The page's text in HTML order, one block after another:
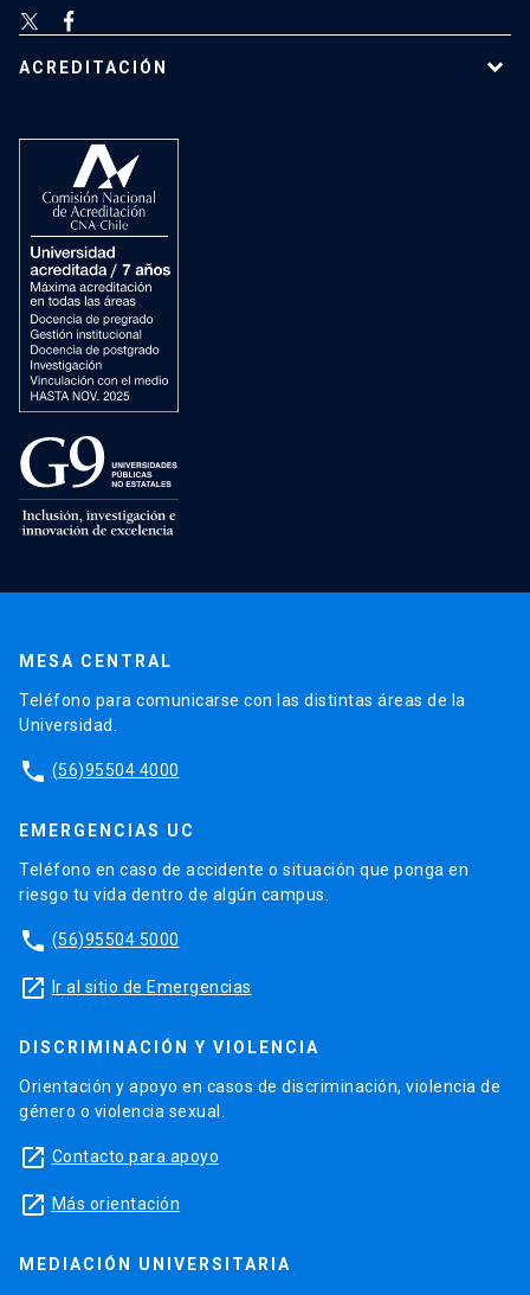
ACREDITACIÓN
MESA CENTRAL
Teléfono para comunicarse con las distintas áreas de la
Universidad.
phone (56)95504 4000
EMERGENCIAS UC
Teléfono en caso de accidente o situación que ponga en
riesgo tu vida dentro de algún campus.
phone (56)95504 5000
launch Ir al sitio de Emergencias
DISCRIMINACIÓN Y VIOLENCIA
Orientación y apoyo en casos de discriminación, violencia de
género o violencia sexual.
launch Contacto para apoyo
launch Más orientación
MEDIACIÓN UNIVERSITARIA